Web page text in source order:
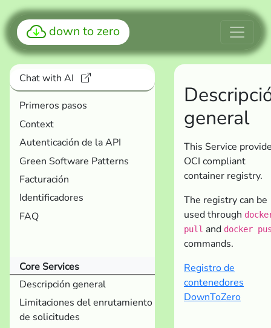
down to zero
Chat with AI
Primeros pasos
Context
Autenticación de la API
Green Software Patterns
Facturación
Identificadores
FAQ
Core Services
Descripción general
Limitaciones del enrutamiento
de solicitudes
general
This Service
OCI compliant
container registry.
The registry can be
used through
pull and docker
commands.
Registro de
contenedores
DownToZero